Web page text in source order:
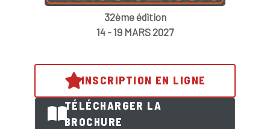
32ème édition
14 - 19 MARS 2027
INSCRIPTION EN LIGNE
TÉLÉCHARGER LA
BROCHURE